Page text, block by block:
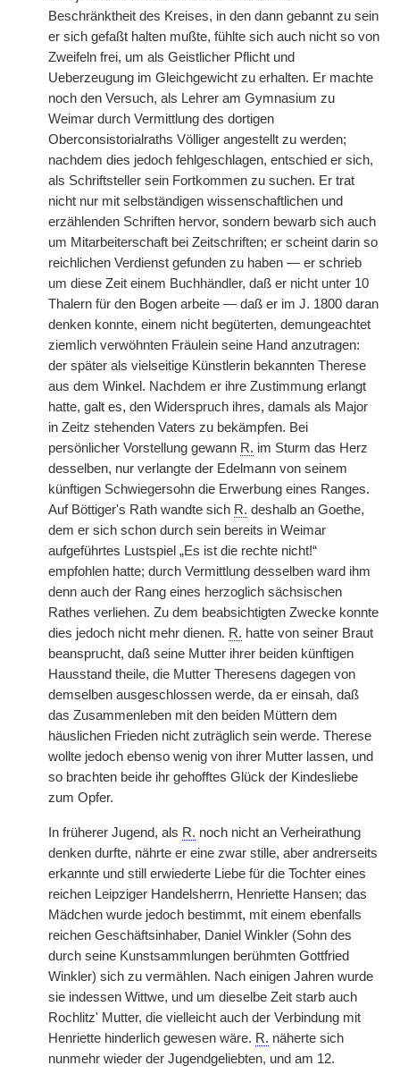
Beschränktheit des Kreises, in den dann gebannt zu sein
er sich gefaßt halten mußte, fühlte sich auch nicht so von
Zweifeln frei, um als Geistlicher Pflicht und
Ueberzeugung im Gleichgewicht zu erhalten. Er machte
noch den Versuch, als Lehrer am Gymnasium zu
Weimar durch Vermittlung des dortigen
Oberconsistorialraths Völliger angestellt zu werden;
nachdem dies jedoch fehlgeschlagen, entschied er sich,
als Schriftsteller sein Fortkommen zu suchen. Er trat
nicht nur mit selbständigen wissenschaftlichen und
erzählenden Schriften hervor, sondern bewarb sich auch
um Mitarbeiterschaft bei Zeitschriften; er scheint darin so
reichlichen Verdienst gefunden zu haben — er schrieb
um diese Zeit einem Buchhändler, daß er nicht unter 10
Thalern für den Bogen arbeite — daß er im J. 1800 daran
denken konnte, einem nicht begüterten, demungeachtet
ziemlich verwöhnten Fräulein seine Hand anzutragen:
der später als vielseitige Künstlerin bekannten Therese
aus dem Winkel. Nachdem er ihre Zustimmung erlangt
hatte, galt es, den Widerspruch ihres, damals als Major
in Zeitz stehenden Vaters zu bekämpfen. Bei
persönlicher Vorstellung gewann R. im Sturm das Herz
desselben, nur verlangte der Edelmann von seinem
künftigen Schwiegersohn die Erwerbung eines Ranges.
Auf Böttiger's Rath wandte sich R. deshalb an Goethe,
dem er sich schon durch sein bereits in Weimar
aufgeführtes Lustspiel „Es ist die rechte nicht!“
empfohlen hatte; durch Vermittlung desselben ward ihm
denn auch der Rang eines herzoglich sächsischen
Rathes verliehen. Zu dem beabsichtigten Zwecke konnte
dies jedoch nicht mehr dienen. R. hatte von seiner Braut
beansprucht, daß seine Mutter ihrer beiden künftigen
Hausstand theile, die Mutter Theresens dagegen von
demselben ausgeschlossen werde, da er einsah, daß
das Zusammenleben mit den beiden Müttern dem
häuslichen Frieden nicht zuträglich sein werde. Therese
wollte jedoch ebenso wenig von ihrer Mutter lassen, und
so brachten beide ihr gehofftes Glück der Kindesliebe
zum Opfer.
In früherer Jugend, als R. noch nicht an Verheirathung
denken durfte, nährte er eine zwar stille, aber andrerseits
erkannte und still erwiederte Liebe für die Tochter eines
reichen Leipziger Handelsherrn, Henriette Hansen; das
Mädchen wurde jedoch bestimmt, mit einem ebenfalls
reichen Geschäftsinhaber, Daniel Winkler (Sohn des
durch seine Kunstsammlungen berühmten Gottfried
Winkler) sich zu vermählen. Nach einigen Jahren wurde
sie indessen Wittwe, und um dieselbe Zeit starb auch
Rochlitz' Mutter, die vielleicht auch der Verbindung mit
Henriette hinderlich gewesen wäre. R. näherte sich
nunmehr wieder der Jugendgeliebten, und am 12.